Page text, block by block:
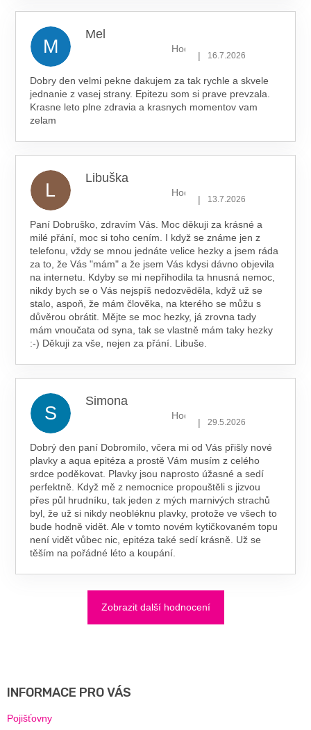
M
Mel
Hodnocení obchodu je 5 z 5
| 16.7.2026
Dobry den velmi pekne dakujem za tak rychle a skvele
jednanie z vasej strany. Epitezu som si prave prevzala.
Krasne leto plne zdravia a krasnych momentov vam
zelam
L
Libuška
Hodnocení obchodu je 5 z 5
| 13.7.2026
Paní Dobruško, zdravím Vás. Moc děkuji za krásné a
milé přání, moc si toho cením. I když se známe jen z
telefonu, vždy se mnou jednáte velice hezky a jsem ráda
za to, že Vás "mám" a že jsem Vás kdysi dávno objevila
na internetu. Kdyby se mi nepřihodila ta hnusná nemoc,
nikdy bych se o Vás nejspíš nedozvěděla, když už se
stalo, aspoň, že mám člověka, na kterého se můžu s
důvěrou obrátit. Mějte se moc hezky, já zrovna tady
mám vnoučata od syna, tak se vlastně mám taky hezky
:-) Děkuji za vše, nejen za přání. Libuše.
S
Simona
Hodnocení obchodu je 5 z 5
| 29.5.2026
Dobrý den paní Dobromilo, včera mi od Vás přišly nové
plavky a aqua epitéza a prostě Vám musím z celého
srdce poděkovat. Plavky jsou naprosto úžasné a sedí
perfektně. Když mě z nemocnice propouštěli s jizvou
přes půl hrudníku, tak jeden z mých marnivých strachů
byl, že už si nikdy neobléknu plavky, protože ve všech to
bude hodně vidět. Ale v tomto novém kytičkovaném topu
není vidět vůbec nic, epitéza také sedí krásně. Už se
těším na pořádné léto a koupání.
Zobrazit další hodnocení
INFORMACE PRO VÁS
Pojišťovny